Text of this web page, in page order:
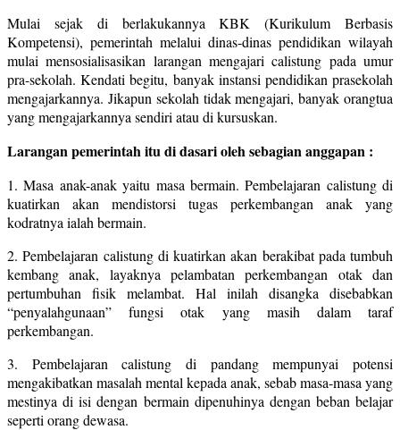
Mulai sejak di berlakukannya KBK (Kurikulum Berbasis
Kompetensi), pemerintah melalui dinas-dinas pendidikan wilayah
mulai mensosialisasikan larangan mengajari calistung pada umur
pra-sekolah. Kendati begitu, banyak instansi pendidikan prasekolah
mengajarkannya. Jikapun sekolah tidak mengajari, banyak orangtua
yang mengajarkannya sendiri atau di kursuskan.
Larangan pemerintah itu di dasari oleh sebagian anggapan :
1. Masa anak-anak yaitu masa bermain. Pembelajaran calistung di
kuatirkan akan mendistorsi tugas perkembangan anak yang
kodratnya ialah bermain.
2. Pembelajaran calistung di kuatirkan akan berakibat pada tumbuh
kembang anak, layaknya pelambatan perkembangan otak dan
pertumbuhan fisik melambat. Hal inilah disangka disebabkan
“penyalahgunaan” fungsi otak yang masih dalam taraf
perkembangan.
3. Pembelajaran calistung di pandang mempunyai potensi
mengakibatkan masalah mental kepada anak, sebab masa-masa yang
mestinya di isi dengan bermain dipenuhinya dengan beban belajar
seperti orang dewasa.